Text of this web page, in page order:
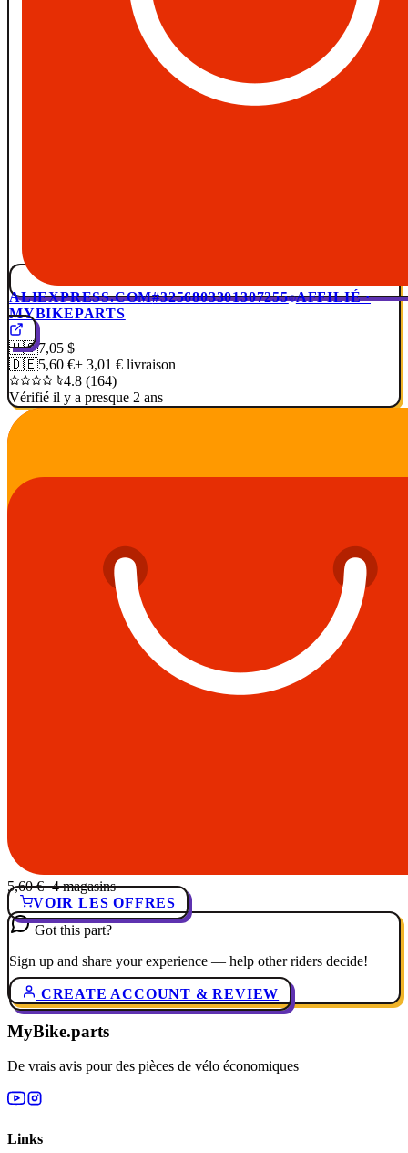
ALIEXPRESS.COM#3256803301307255 AFFILIÉ ·
MYBIKEPARTS
🇺🇸7,05 $
🇩🇪5,60 €+ 3,01 € livraison
4.8 (164)
Vérifié il y a presque 2 ans
5,60 €· 4 magasins
VOIR LES OFFRES
Got this part?
Sign up and share your experience — help other riders decide!
CREATE ACCOUNT & REVIEW
MyBike.parts
De vrais avis pour des pièces de vélo économiques
Links